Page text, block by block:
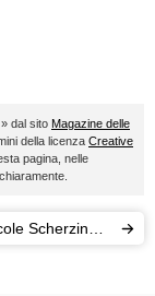
dal sito Magazine delle
della licenza Creative
pagina, nelle
Scherzinger